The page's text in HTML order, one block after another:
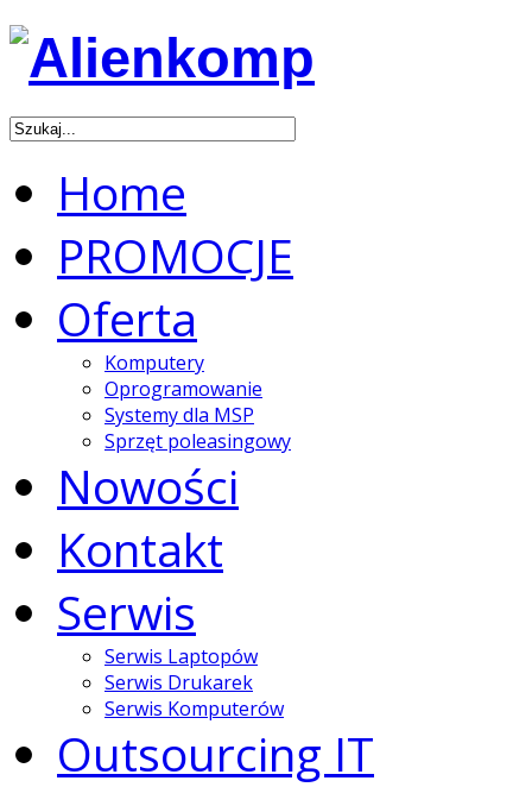
Home
PROMOCJE
Oferta
Komputery
Oprogramowanie
Systemy dla MSP
Sprzęt poleasingowy
Nowości
Kontakt
Serwis
Serwis Laptopów
Serwis Drukarek
Serwis Komputerów
Outsourcing IT